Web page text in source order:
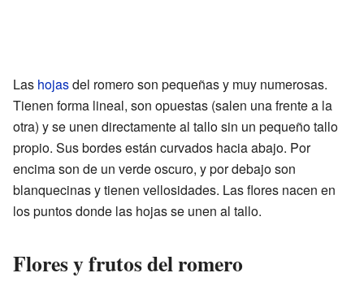
Las hojasdel romero son pequeñas y muy numerosas.
Tienen forma lineal, son opuestas (salen una frente a la
otra) y se unen directamente al tallo sin un pequeño tallo
propio. Sus bordes están curvados hacia abajo. Por
encima son de un verde oscuro, y por debajo son
blanquecinas y tienen vellosidades. Las flores nacen en
los puntos donde las hojas se unen al tallo.
Flores y frutos del romero